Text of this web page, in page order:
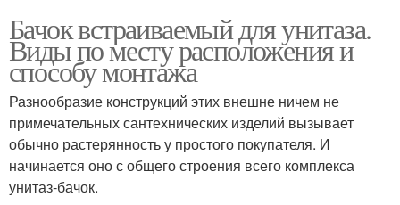
Бачок встраиваемый для унитаза.
Виды по месту расположения и
способу монтажа
Разнообразие конструкций этих внешне ничем не
примечательных сантехнических изделий вызывает
обычно растерянность у простого покупателя. И
начинается оно с общего строения всего комплекса
унитаз‑бачок.